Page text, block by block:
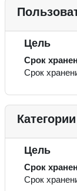
Цель
Срок
Срок
Цель
Срок
Срок